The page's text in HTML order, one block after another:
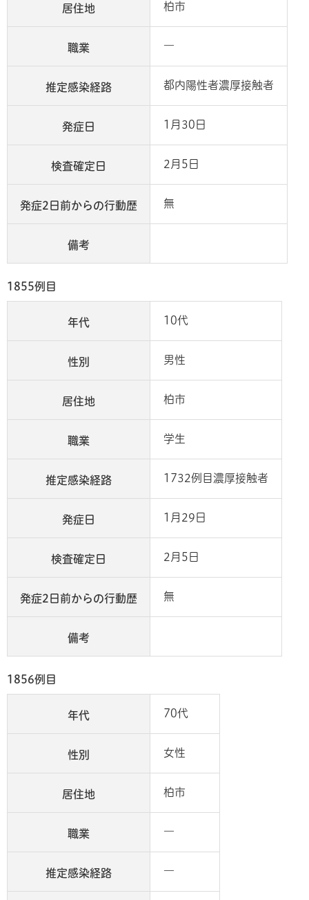
居住地 柏市
職業 ―
推定感染経路 都内陽性者濃厚接触者
発症日 1月30日
検査確定日 2月5日
発症2日前からの行動歴 無
備考
1855例目
年代 10代
性別 男性
居住地 柏市
職業 学生
推定感染経路 1732例目濃厚接触者
発症日 1月29日
検査確定日 2月5日
発症2日前からの行動歴 無
備考
1856例目
年代 70代
性別 女性
居住地 柏市
職業 ―
推定感染経路 ―